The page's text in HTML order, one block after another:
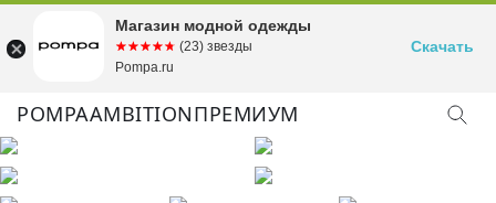
POMPAAMBITIONПРЕМИУМ
Магазин модной одежды
☆☆☆☆☆
★★★★★ (23) звезды
Pompa.ru
Скачать